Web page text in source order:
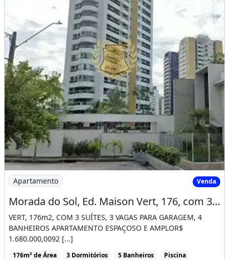
Imagem: Morada do Sol, Ed. Maison Vert, 176, com
Apartamento Venda
Morada do Sol, Ed. Maison Vert, 176, com 3 Suítes, Escritório, 3 Vagas, Andar Alto
VERT, 176m2, COM 3 SUÍTES, 3 VAGAS PARA GARAGEM, 4
BANHEIROS APARTAMENTO ESPAÇOSO E AMPLOR$
1.680.000,0092 [...]
176m² de Área 3 Dormitórios 5 Banheiros Piscina